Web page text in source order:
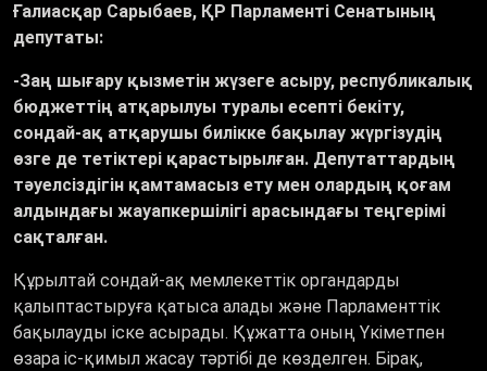
Ғалиасқар Сарыбаев, ҚР Парламенті Сенатының
депутаты:
-Заң шығару қызметін жүзеге асыру, республикалық
бюджеттің атқарылуы туралы есепті бекіту,
сондай-ақ атқарушы билікке бақылау жүргізудің
өзге де тетіктері қарастырылған. Депутаттардың
тәуелсіздігін қамтамасыз ету мен олардың қоғам
алдындағы жауапкершілігі арасындағы теңгерімі
сақталған.
Құрылтай сондай-ақ мемлекеттік органдарды
қалыптастыруға қатыса алады және Парламенттік
бақылауды іске асырады. Құжатта оның Үкіметпен
өзара іс-қимыл жасау тәртібі де көзделген. Бірақ,